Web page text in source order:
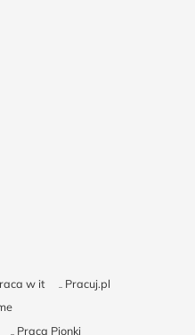
w it
Pracuj.pl
Praca Pionki